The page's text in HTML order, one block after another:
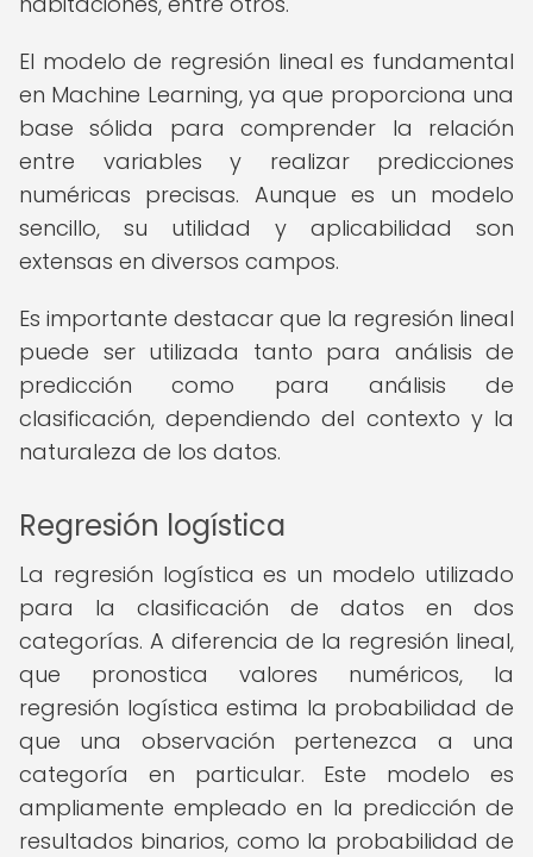
El modelo de regresión lineal es fundamental
en Machine Learning, ya que proporciona una
base sólida para comprender la relación
entre variables y realizar predicciones
numéricas precisas. Aunque es un modelo
sencillo, su utilidad y aplicabilidad son
extensas en diversos campos.
Es importante destacar que la regresión lineal
puede ser utilizada tanto para análisis de
predicción como para análisis de
clasificación, dependiendo del contexto y la
naturaleza de los datos.
Regresión logística
La regresión logística es un modelo utilizado
para la clasificación de datos en dos
categorías. A diferencia de la regresión lineal,
que pronostica valores numéricos, la
regresión logística estima la probabilidad de
que una observación pertenezca a una
categoría en particular. Este modelo es
ampliamente empleado en la predicción de
resultados binarios, como la probabilidad de